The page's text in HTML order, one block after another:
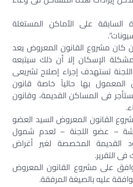
على الأماكن المستغلة
كان مشروع القانون المعروض يعد
الإسكان إلا أن ذلك سيتبعه
تستهدف إجراء إصلاح تشريعى
المعمول بها حالياً خاصة قانون
فى المساكن القديمة، وقانون
القانون المعروض السيد العضو
– عضو اللجنة – لعدم شمول
القديمة المخصصة لغير أغراض
التقرير.
على مشروع القانون المعروض
عليه بالصيغة المرفقة.